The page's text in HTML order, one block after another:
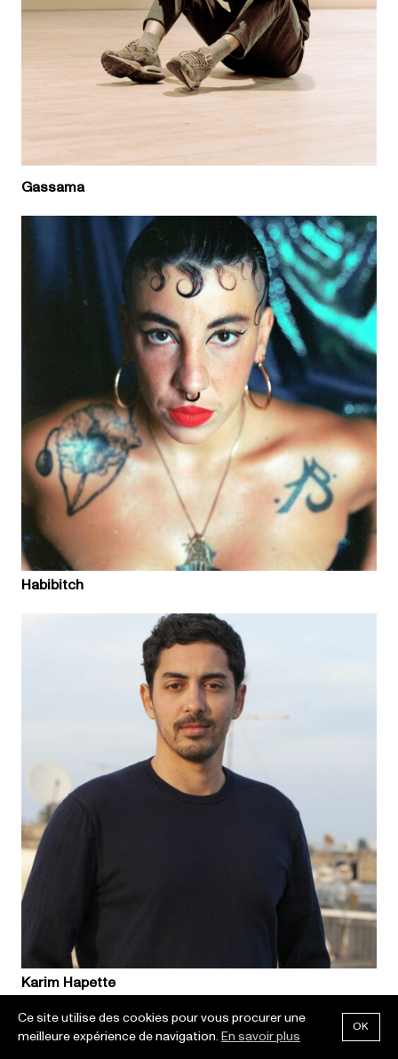
Gassama
Habibitch
Karim Hapette
Ce site utilise des cookies pour vous procurer une
meilleure expérience de navigation. En savoir plus
OK